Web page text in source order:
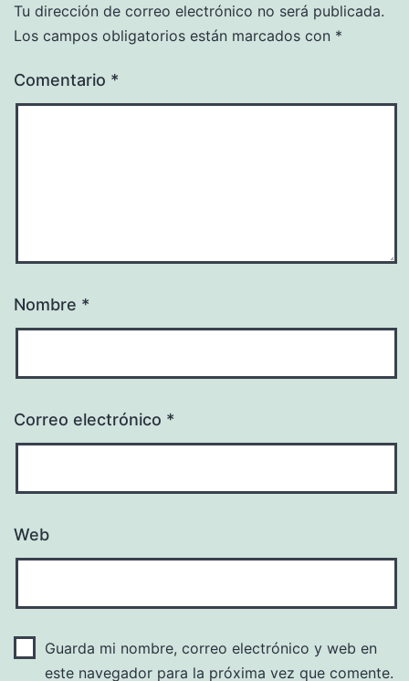
Tu dirección de correo electrónico no será publicada.
Los campos obligatorios están marcados con *
Comentario *
Nombre *
Correo electrónico *
Web
Guarda mi nombre, correo electrónico y web en
este navegador para la próxima vez que comente.